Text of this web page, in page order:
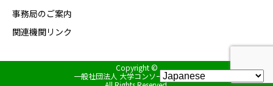
事務局のご案内
関連機関リンク
Copyright ©
一般社団法人 大学コンソーシアム熊本